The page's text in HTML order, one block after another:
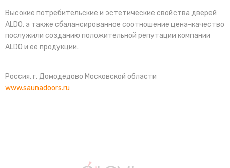
Высокие потребительские и эстетические свойства дверей
ALDO, а также сбалансированное соотношение цена-качество
послужили созданию положительной репутации компании
ALDO и ее продукции.
Россия, г. Домодедово Московской области
www.saunadoors.ru